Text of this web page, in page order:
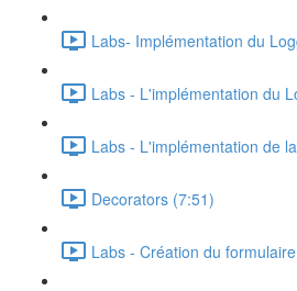
Labs- Implémentation du
Labs - L'implémentation du
Labs - L'implémentation de
Decorators (7:51)
Labs - Création du